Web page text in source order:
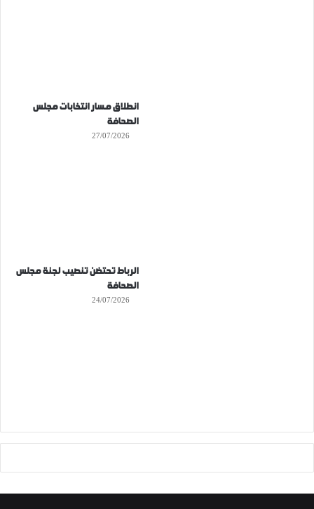
انطلاق مسار انتخابات مجلس
الصحافة
27/07/2026
الرباط تحتضن تنصيب لجنة مجلس
الصحافة
24/07/2026